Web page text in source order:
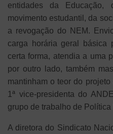
entidades da Educação,
movimento estudantil, da
a revogação do NEM.
carga horária geral básica
certa forma, atendia a uma
por outro lado, também
mantinham o teor do
1ª vice-presidenta do
grupo de trabalho de
A diretora do Sindicato